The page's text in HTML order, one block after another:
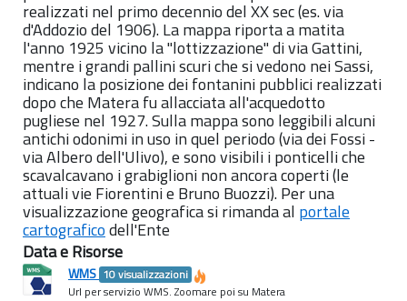
realizzati nel primo decennio del XX sec (es. via
d'Addozio del 1906). La mappa riporta a matita
l'anno 1925 vicino la "lottizzazione" di via Gattini,
mentre i grandi pallini scuri che si vedono nei Sassi,
indicano la posizione dei fontanini pubblici realizzati
dopo che Matera fu allacciata all'acquedotto
pugliese nel 1927. Sulla mappa sono leggibili alcuni
antichi odonimi in uso in quel periodo (via dei Fossi -
via Albero dell'Ulivo), e sono visibili i ponticelli che
scavalcavano i grabiglioni non ancora coperti (le
attuali vie Fiorentini e Bruno Buozzi). Per una
visualizzazione geografica si rimanda al portale
cartograficodell'Ente
Data e Risorse
WMS 10 visualizzazioni
Url per servizio WMS. Zoomare poi su Matera